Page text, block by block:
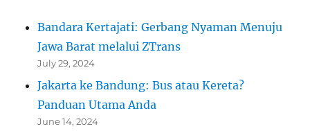
Bandara Kertajati: Gerbang Nyaman Menuju
Jawa Barat melalui ZTrans
July 29, 2024
Jakarta ke Bandung: Bus atau Kereta?
Panduan Utama Anda
June 14, 2024